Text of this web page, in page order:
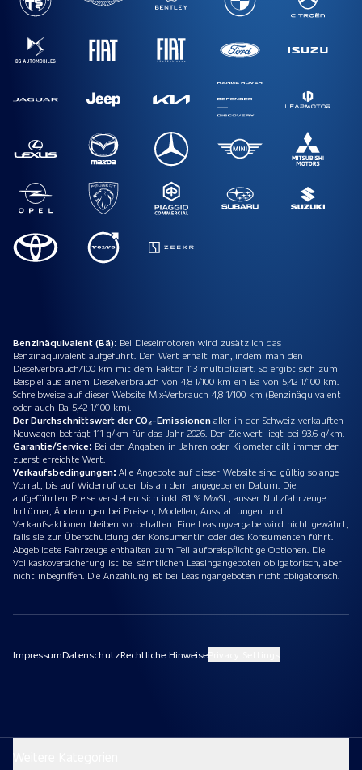
Benzinäquivalent (Bä): Bei Dieselmotoren wird zusätzlich das
Benzinäquivalent aufgeführt. Den Wert erhält man, indem man den
Dieselverbrauch/100 km mit dem Faktor 113 multipliziert. So ergibt sich zum
Beispiel aus einem Dieselverbrauch von 4,8 l/100 km ein Ba von 5,42 1/100 km.
Schreibweise auf dieser Website Mix-Verbrauch 4,8 1/100 km (Benzinäquivalent
oder auch Ba 5,42 1/100 km).
Der Durchschnittswert der CO₂-Emissionenaller in der Schweiz verkauften
Neuwagen beträgt 111 g/km für das Jahr 2026. Der Zielwert liegt bei 93.6 g/km.
Garantie/Service: Bei den Angaben in Jahren oder Kilometer gilt immer der
zuerst erreichte Wert.
Verkaufsbedingungen: Alle Angebote auf dieser Website sind gültig solange
Vorrat, bis auf Widerruf oder bis an dem angegebenen Datum. Die
aufgeführten Preise verstehen sich inkl. 8.1 % MwSt., ausser Nutzfahrzeuge.
Irrtümer, Änderungen bei Preisen, Modellen, Ausstattungen und
Verkaufsaktionen bleiben vorbehalten. Eine Leasingvergabe wird nicht gewährt,
falls sie zur Überschuldung der Konsumentin oder des Konsumenten führt.
Abgebildete Fahrzeuge enthalten zum Teil aufpreispflichtige Optionen. Die
Vollkaskoversicherung ist bei sämtlichen Leasingangeboten obligatorisch, aber
nicht inbegriffen. Die Anzahlung ist bei Leasingangeboten nicht obligatorisch.
ImpressumDatenschutzRechtliche Hinweise